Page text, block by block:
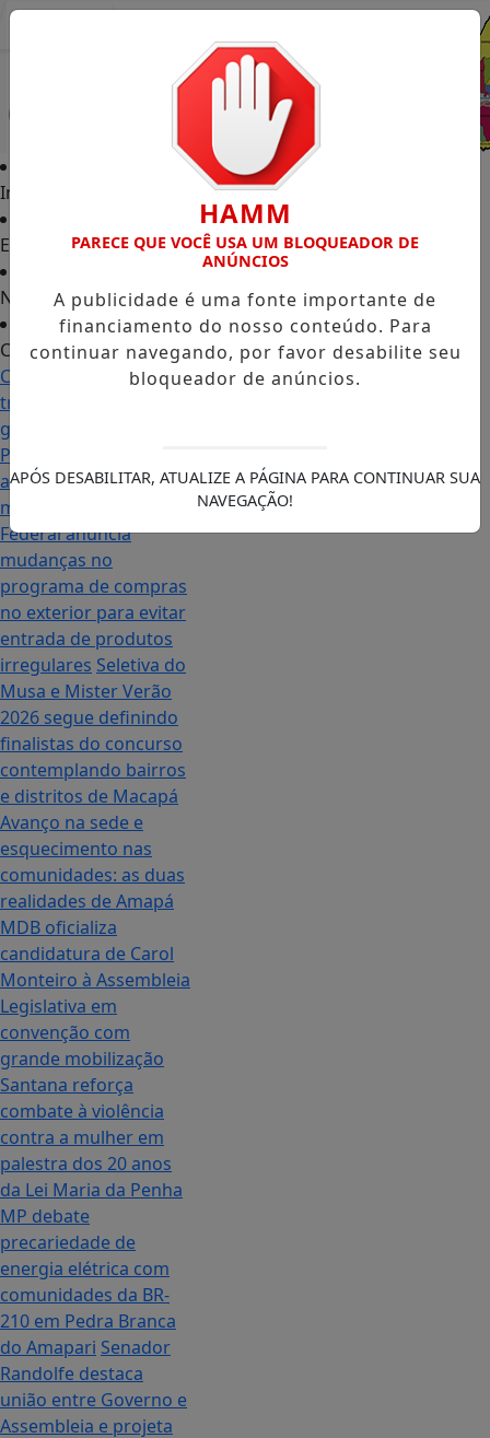
Início
Edições
Notícias
Contato
Carol Monteiro:
trajetória política
ganha destaque em
Porto Grande com
atuação voltada ao
município
Federal anuncia
mudanças no
programa de compras
no exterior para evitar
entrada de produtos
irregulares Seletiva do
Musa e Mister Verão
2026 segue definindo
finalistas do concurso
contemplando bairros
e distritos de Macapá
Avanço na sede e
esquecimento nas
comunidades: as duas
realidades de Amapá
MDB oficializa
candidatura de Carol
Monteiro à Assembleia
Legislativa em
convenção com
grande mobilização
Santana reforça
combate à violência
contra a mulher em
palestra dos 20 anos
da Lei Maria da Penha
MP debate
precariedade de
energia elétrica com
comunidades da BR-
210 em Pedra Branca
do Amapari Senador
Randolfe destaca
união entre Governo e
Assembleia e projeta
HAMM
PARECE QUE VOCÊ USA UM BLOQUEADOR DE
ANÚNCIOS
A publicidade é uma fonte importante de
financiamento do nosso conteúdo. Para
continuar navegando, por favor desabilite seu
bloqueador de anúncios.
APÓS DESABILITAR, ATUALIZE A PÁGINA PARA CONTINUAR SUA
NAVEGAÇÃO!